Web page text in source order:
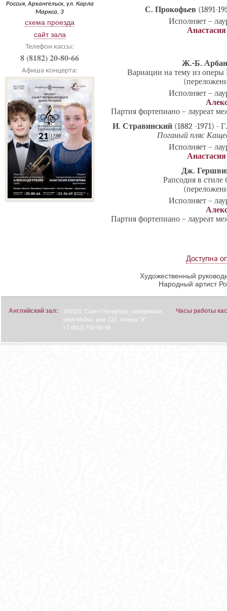
Россия, Архангельск, ул. Карла
Маркса, 3
схема проезда
сайт зала
Телефон кассы:
8 (8182) 20-80-66
Афиша концерта:
С. Прокофьев (1891-
Исполняет –
Ж.-Б. Арбан
Вариации на тему из
Исполняет –
Партия фортепиано – лауреат
И. Стравинский(1882 -1971) -
Поганый пляс
Исполняет –
Дж.
Рапсодия в стиле
Исполняет –
Партия фортепиано – лауреат
Доступна
Художественный
Народный артист
Английский зал:
190121, Санкт-Петербург, набережная
реки Мойки, дом 122, литера "А".
+7 (812) 702-60-96
Часы работы